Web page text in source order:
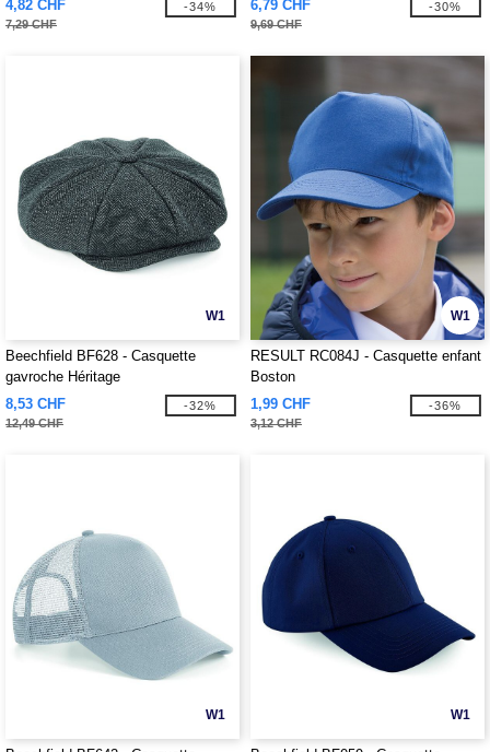
4,82 CHF
7,29 CHF
-34% 6,79 CHF
9,69 CHF
-30%
W1
Beechfield BF628 - Casquette
gavroche Héritage
8,53 CHF
12,49 CHF
-32%
W1
RESULT RC084J - Casquette enfant
Boston
1,99 CHF
3,12 CHF
-36%
W1 W1